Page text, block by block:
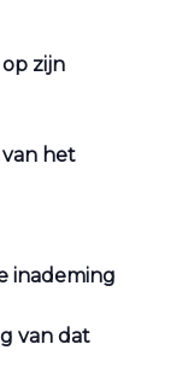
zijn
het
inademing
van dat